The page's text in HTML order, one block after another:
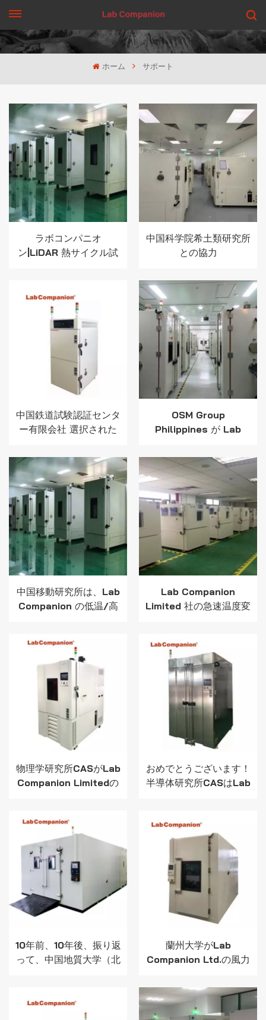
見積もりを依頼する
ホーム サポート
ラボコンパニオ
ン|LiDAR 熱サイクル試
中国科学院希土類研究所
との協力
中国鉄道試験認証センタ
ー有限会社 選択された
ラボコンパニオン
OSM Group
Philippines が Lab
度試験チャンバーを再注
文
中国移動研究所は、Lab
Companion の低温/高
Lab Companion
Limited 社の急速温度変
ました!
物理学研究所CASがLab
Companion Limitedの
おめでとうございます！
半導体研究所CASはLab
10年前、10年後、振り返
って、中国地質大学（北
蘭州大学がLab
Companion Ltd.の風力
レーション試験室を採用